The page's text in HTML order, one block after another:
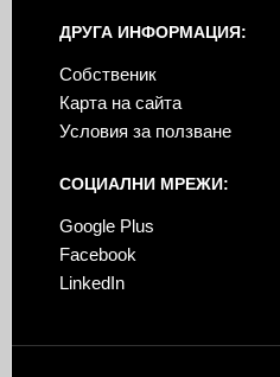
ДРУГА ИНФОРМАЦИЯ:
Собственик
Карта на сайта
Условия за ползване
СОЦИАЛНИ МРЕЖИ:
Google Plus
Facebook
LinkedIn